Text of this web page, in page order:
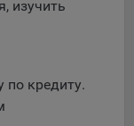
а также
данных для
изучить
по кредиту.